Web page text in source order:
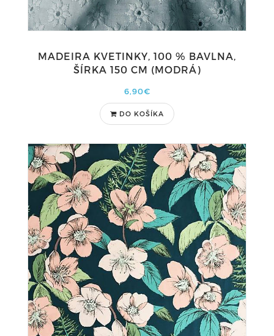
MADEIRA KVETINKY, 100 % BAVLNA,
ŠÍRKA 150 CM (MODRÁ)
6,90€
DO KOŠÍKA